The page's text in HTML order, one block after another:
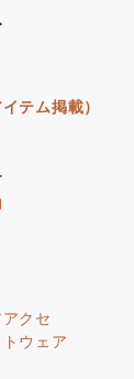
テム掲載）
クセ
ウェア